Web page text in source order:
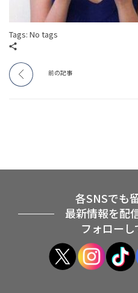
Tags: No tags
前の記事
各SNSでも
最新情報を配
フォローし